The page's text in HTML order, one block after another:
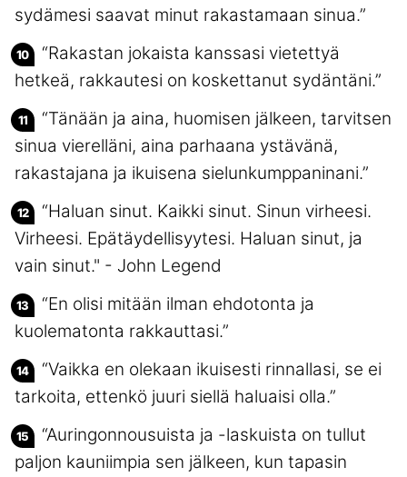
sydämesi saavat minut rakastamaan sinua.”
“Rakastan jokaista kanssasi vietettyä
hetkeä, rakkautesi on koskettanut sydäntäni.”
“Tänään ja aina, huomisen jälkeen, tarvitsen
sinua vierelläni, aina parhaana ystävänä,
rakastajana ja ikuisena sielunkumppaninani.”
“Haluan sinut. Kaikki sinut. Sinun virheesi.
Virheesi. Epätäydellisyytesi. Haluan sinut, ja
vain sinut." - John Legend
“En olisi mitään ilman ehdotonta ja
kuolematonta rakkauttasi.”
“Vaikka en olekaan ikuisesti rinnallasi, se ei
tarkoita, ettenkö juuri siellä haluaisi olla.”
“Auringonnousuista ja -laskuista on tullut
paljon kauniimpia sen jälkeen, kun tapasin